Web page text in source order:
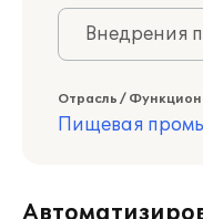
Внедрения
Отрасль /
Пищевая